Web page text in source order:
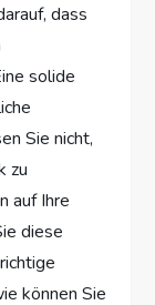
dass
solide
Sie nicht,
zu
auf Ihre
diese
können Sie